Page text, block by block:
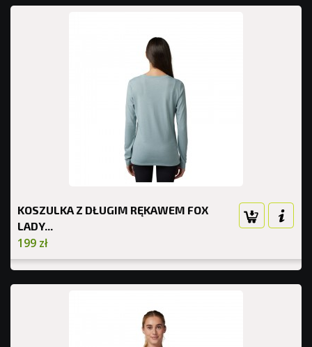
KOSZULKA Z DŁUGIM RĘKAWEM FOX
LADY...
199 zł